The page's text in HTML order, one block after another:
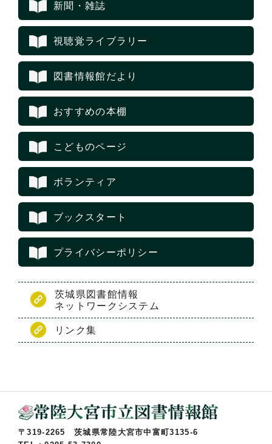
新聞・雑誌
視聴覚ライブラリー
図書情報館だより
おすすめの本棚
こどものページ
ボランティア
ブックスタート
プライバシーポリシー
茨城県図書館情報
ネットワークシステム
リンク集
〒319-2265 茨城県常陸大宮市中富町3135-6